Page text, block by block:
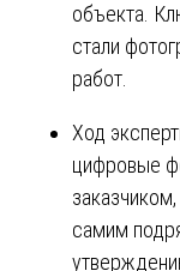
объекта.
стали
работ.
Ход
цифровые
самим